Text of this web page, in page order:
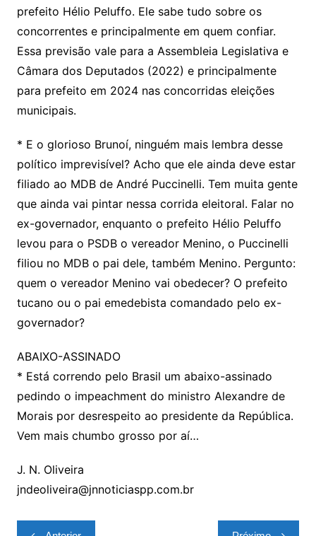
prefeito Hélio Peluffo. Ele sabe tudo sobre os
concorrentes e principalmente em quem confiar.
Essa previsão vale para a Assembleia Legislativa e
Câmara dos Deputados (2022) e principalmente
para prefeito em 2024 nas concorridas eleições
municipais.
* E o glorioso Brunoí, ninguém mais lembra desse
político imprevisível? Acho que ele ainda deve estar
filiado ao MDB de André Puccinelli. Tem muita gente
que ainda vai pintar nessa corrida eleitoral. Falar no
ex-governador, enquanto o prefeito Hélio Peluffo
levou para o PSDB o vereador Menino, o Puccinelli
filiou no MDB o pai dele, também Menino. Pergunto:
quem o vereador Menino vai obedecer? O prefeito
tucano ou o pai emedebista comandado pelo ex-
governador?
ABAIXO-ASSINADO
* Está correndo pelo Brasil um abaixo-assinado
pedindo o impeachment do ministro Alexandre de
Morais por desrespeito ao presidente da República.
Vem mais chumbo grosso por aí…
J. N. Oliveira
jndeoliveira@jnnoticiaspp.com.br
Navegação